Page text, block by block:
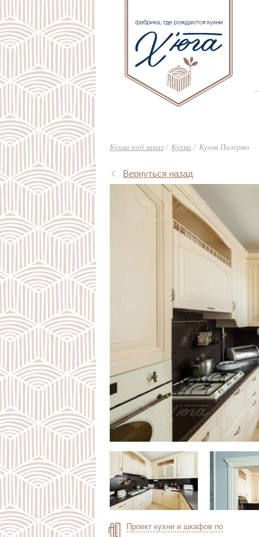
Кухни под заказ Кухни Кухня Палермо
Вернуться назад
Проект кухни и шкафов по